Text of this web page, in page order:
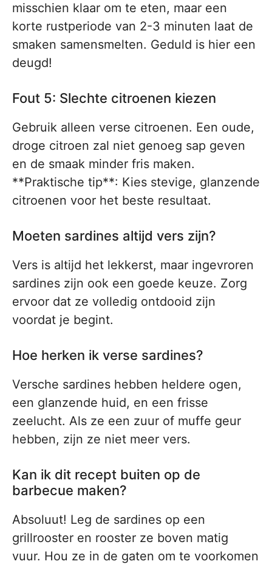
misschien klaar om te eten, maar een
korte rustperiode van 2-3 minuten laat de
smaken samensmelten. Geduld is hier een
deugd!
Fout 5: Slechte citroenen kiezen
Gebruik alleen verse citroenen. Een oude,
droge citroen zal niet genoeg sap geven
en de smaak minder fris maken.
**Praktische tip**: Kies stevige, glanzende
citroenen voor het beste resultaat.
Moeten sardines altijd vers zijn?
Vers is altijd het lekkerst, maar ingevroren
sardines zijn ook een goede keuze. Zorg
ervoor dat ze volledig ontdooid zijn
voordat je begint.
Hoe herken ik verse sardines?
Versche sardines hebben heldere ogen,
een glanzende huid, en een frisse
zeelucht. Als ze een zuur of muffe geur
hebben, zijn ze niet meer vers.
Kan ik dit recept buiten op de
barbecue maken?
Absoluut! Leg de sardines op een
grillrooster en rooster ze boven matig
vuur. Hou ze in de gaten om te voorkomen